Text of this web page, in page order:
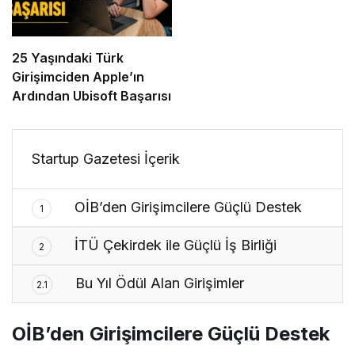
25 Yaşındaki Türk
Girişimciden Apple’ın
Ardından Ubisoft Başarısı
Startup Gazetesi İçerik
1 OİB’den Girişimcilere Güçlü Destek
2 İTÜ Çekirdek ile Güçlü İş Birliği
2.1 Bu Yıl Ödül Alan Girişimler
OİB’den Girişimcilere Güçlü Destek